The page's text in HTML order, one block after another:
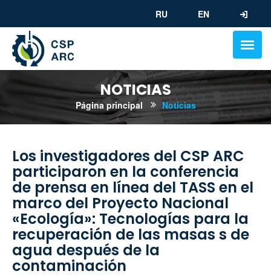
RU EN
NOTICIAS
Página principal Noticias
Los investigadores del CSP ARC
participaron en la conferencia
de prensa en línea del TASS en el
marco del Proyecto Nacional
«Ecología»: Tecnologías para la
recuperación de las masas s de
agua después de la
contaminación